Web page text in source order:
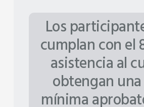
Los
cumplan con el
asistencia al
obtengan
mínima